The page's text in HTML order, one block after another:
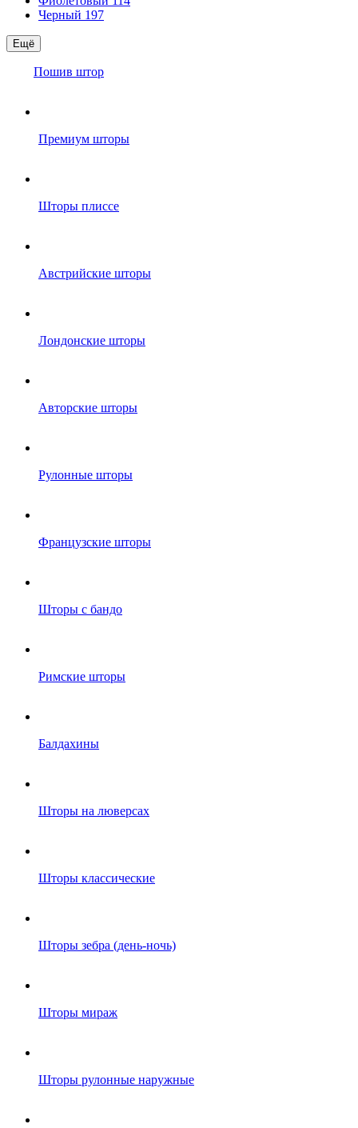
Черный 197
Ещё
Пошив штор
Премиум шторы
Шторы плиссе
Австрийские шторы
Лондонские шторы
Авторские шторы
Рулонные шторы
Французские шторы
Шторы с бандо
Римские шторы
Балдахины
Шторы на люверсах
Шторы классические
Шторы зебра (день-ночь)
Шторы мираж
Шторы рулонные наружные